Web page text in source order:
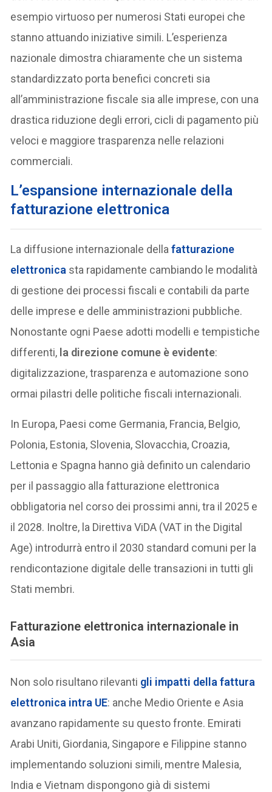
esempio virtuoso per numerosi Stati europei che
stanno attuando iniziative simili. L’esperienza
nazionale dimostra chiaramente che un sistema
standardizzato porta benefici concreti sia
all’amministrazione fiscale sia alle imprese, con una
drastica riduzione degli errori, cicli di pagamento più
veloci e maggiore trasparenza nelle relazioni
commerciali.
L’espansione internazionale della
fatturazione elettronica
La diffusione internazionale dellafatturazione
elettronica sta rapidamente cambiando le modalità
di gestione dei processi fiscali e contabili da parte
delle imprese e delle amministrazioni pubbliche.
Nonostante ogni Paese adotti modelli e tempistiche
differenti, la direzione comune è evidente:
digitalizzazione, trasparenza e automazione sono
ormai pilastri delle politiche fiscali internazionali.
In Europa, Paesi come Germania, Francia, Belgio,
Polonia, Estonia, Slovenia, Slovacchia, Croazia,
Lettonia e Spagna hanno già definito un calendario
per il passaggio alla fatturazione elettronica
obbligatoria nel corso dei prossimi anni, tra il 2025 e
il 2028. Inoltre, la Direttiva ViDA (VAT in the Digital
Age) introdurrà entro il 2030 standard comuni per la
rendicontazione digitale delle transazioni in tutti gli
Stati membri.
Fatturazione elettronica internazionale in
Asia
Non solo risultano rilevanti gli impatti della fattura
elettronica intra UE: anche Medio Oriente e Asia
avanzano rapidamente su questo fronte. Emirati
Arabi Uniti, Giordania, Singapore e Filippine stanno
implementando soluzioni simili, mentre Malesia,
India e Vietnam dispongono già di sistemi